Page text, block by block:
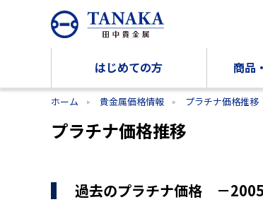
はじめての方 商品
ホーム 貴金属価格情報 プラチナ価格推移
プラチナ価格推移
過去のプラチナ価格 －